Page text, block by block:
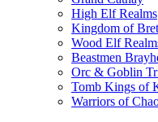
High Elf Realms
Kingdom of
Wood Elf
Beastmen
Orc & Goblin
Tomb Kings of
Warriors of